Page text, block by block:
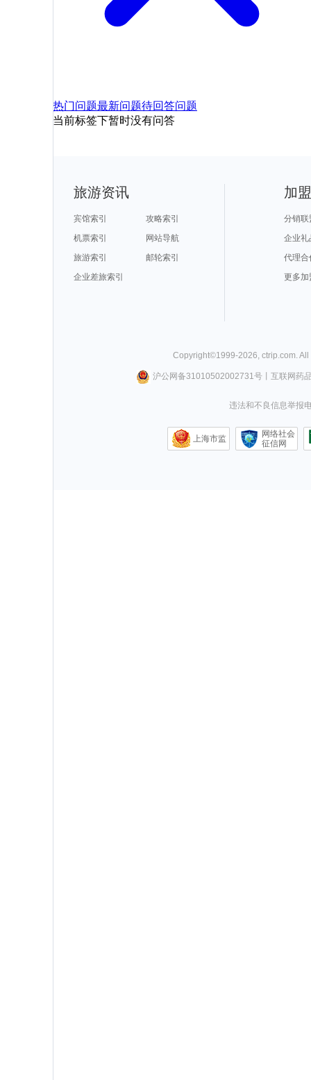
热门问题最新问题待回答问题
当前标签下暂时没有问答
旅游资讯
宾馆索引
攻略索引
机票索引
网站导航
旅游索引
邮轮索引
企业差旅索引
加
分销联
企业礼
代理合
更多加
Copyright©1999-2026, ctrip.com.
沪公网备31010502002731号丨 互联网药
违法和不良信息举报
上海市监
网络社会
征信网